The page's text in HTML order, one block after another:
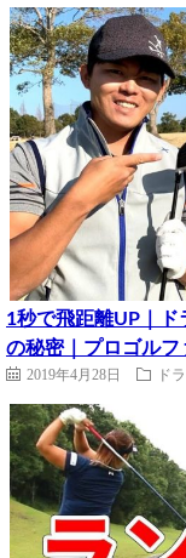
1秒で飛距離UP｜
の秘密｜プロゴルフ
2019年4月28日 ド